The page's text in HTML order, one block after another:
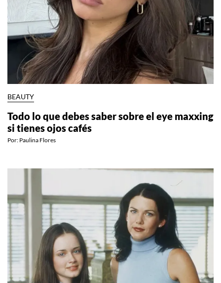
BEAUTY
Todo lo que debes saber sobre el eye maxxing
si tienes ojos cafés
Por: Paulina Flores